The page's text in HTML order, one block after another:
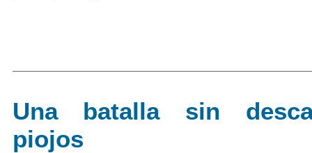
Una batalla sin
piojos